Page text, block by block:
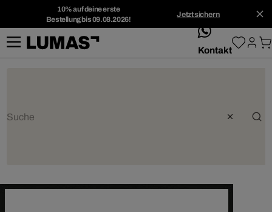
10% auf deine erste
Bestellung bis 09.08.2026!
Jetzt sichern
whatsApp
Kontakt